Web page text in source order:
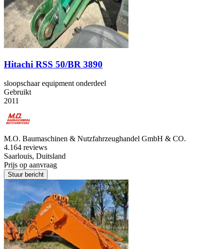
Hitachi RSS 50/BR 3890
sloopschaar equipment onderdeel
Gebruikt
2011
M.O. Baumaschinen & Nutzfahrzeughandel GmbH & CO.
4.164 reviews
Saarlouis, Duitsland
Prijs op aanvraag
Stuur bericht